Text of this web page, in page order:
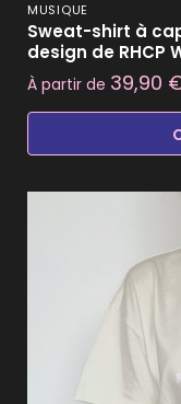
MUSIQUE
Sweat-shirt à
design de RHCP
À partir de 39,90